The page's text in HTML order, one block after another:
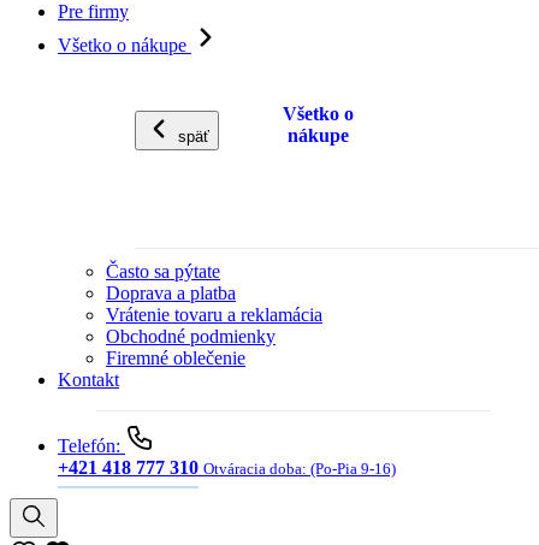
Pre firmy
Všetko o nákupe
späť
Všetko o
nákupe
Často sa pýtate
Doprava a platba
Vrátenie tovaru a reklamácia
Obchodné podmienky
Firemné oblečenie
Kontakt
Telefón:
+421 418 777 310 Otváracia doba: (Po-Pia 9-16)